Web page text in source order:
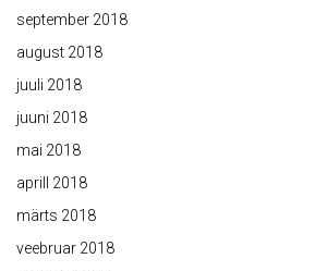
september 2018
august 2018
juuli 2018
juuni 2018
mai 2018
aprill 2018
märts 2018
veebruar 2018